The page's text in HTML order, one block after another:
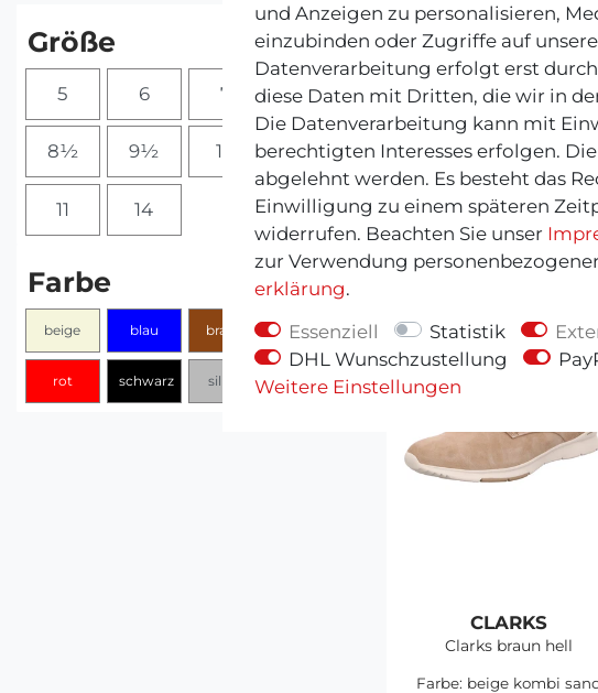
Größe
5 6 7 8
8½ 9½ 10 10½
11 14
Farbe
beige blau braun grau
rot schwarz silber
CLARKS
Clarks silber
Farbe:siber kombi
METALLIC
99,95 €
CLARKS
Clarks braun hell
Farbe: beige kombi
und Anzeigen zu personalisieren,
einzubinden oder Zugriffe auf
Datenverarbeitung erfolgt erst
diese Daten mit Dritten, die wir in
Die Datenverarbeitung kann mit
berechtigten Interesses erfolgen.
abgelehnt werden. Es besteht das
Einwilligung zu einem späteren
widerrufen. Beachten Sie unser
zur Verwendung
erklärung.
Essenziell
Statistik
DHL Wunschzustellung
Weitere Einstellungen